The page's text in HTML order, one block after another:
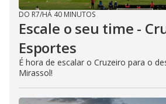
DO R7/HÁ 40 MINUTOS
Escale o seu time -
Esportes
É hora de escalar o Cruzeiro para o
Mirassol!